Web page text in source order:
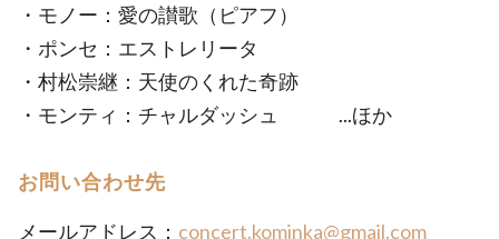
・モノー：愛の讃歌（ピアフ）
・ポンセ：エストレリータ
・村松崇継：天使のくれた奇跡
・モンティ：チャルダッシュ ...ほか
お問い合わせ先
メールアドレス： concert.kominka@gmail.com